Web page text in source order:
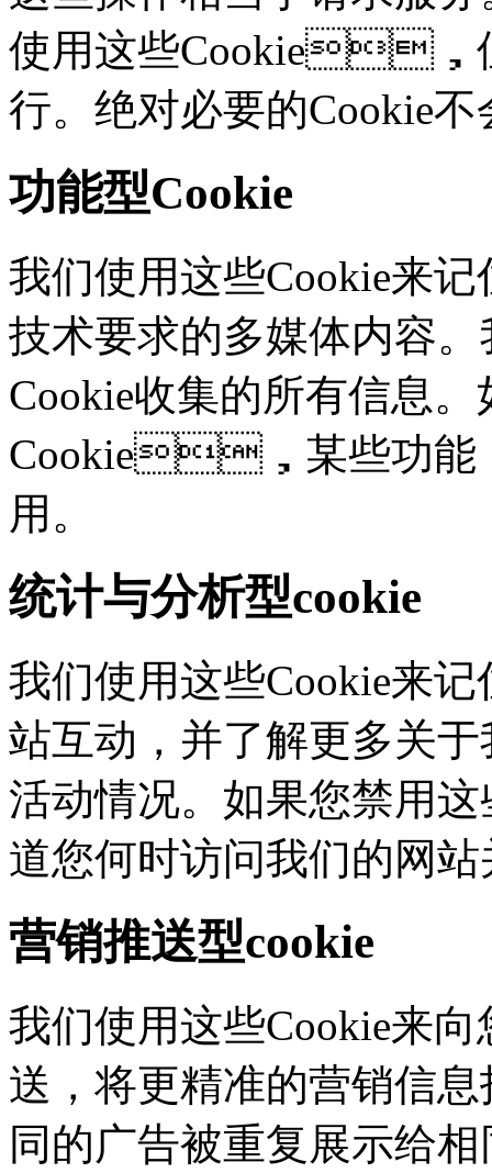
使用这些Cookie，
行。绝对必要的Cookie
功能型Cookie
我们使用这些Cookie来
技术要求的多媒体内容
Cookie收集的所有信息
Cookie，某些功能
用。
统计与分析型cookie
我们使用这些Cookie来
站互动，并了解更多
活动情况。如果您禁用
道您何时访问我们的网
营销推送型cookie
我们使用这些Cookie来向
送，将更精准的营销信
同的广告被重复展示给